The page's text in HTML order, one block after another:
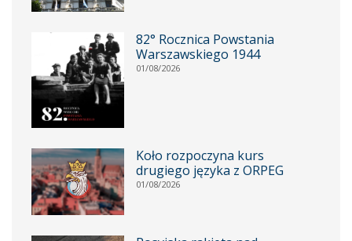
82° Rocznica Powstania
Warszawskiego 1944
01/08/2026
Koło rozpoczyna kurs
drugiego języka z ORPEG
01/08/2026